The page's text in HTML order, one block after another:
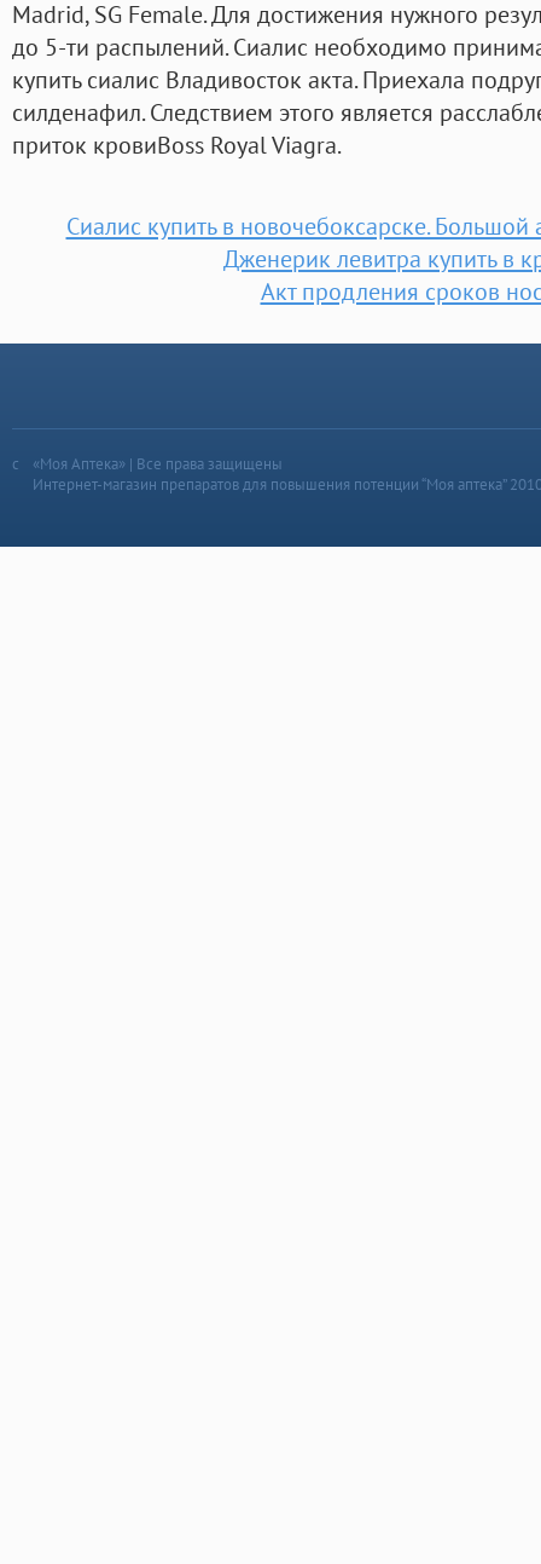
Madrid, SG Female. Для достижения нужного
до 5-ти распылений. Сиалис необходимо
купить сиалис Владивосток акта. Приехала
силденафил. Следствием этого является
приток кровиBoss Royal Viagra.
Сиалис купить в новочебоксарске.
Дженерик левитра купить в
Акт продления сроков
«Моя Аптека» | Все права защищены
Интернет-магазин препаратов для повышения потенции “Моя аптека”